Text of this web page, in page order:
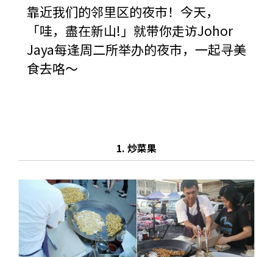
靠近我们的邻里区的夜市！今天，
「哇，盡在新山!」就带你走访Johor
Jaya每逢周二所举办的夜市，一起寻美
食去咯～
1. 炒菜果